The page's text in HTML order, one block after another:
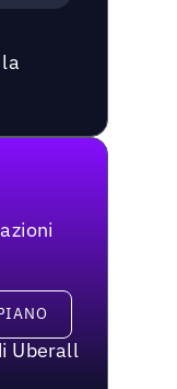
Uberall